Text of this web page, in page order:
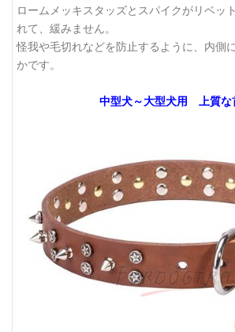
ロームメッキスタッズとスパイクがリベッ
れて、緩みません。
怪我や毛切れなどを防止するように、内側
かです。
中型犬～大型犬用 上質な